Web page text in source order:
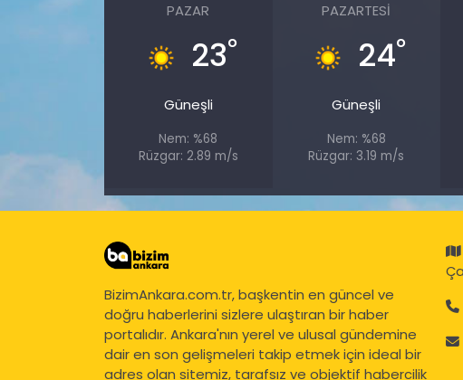
PAZAR
23°
Güneşli
Nem: %68
Rüzgar: 2.89 m/s
PAZARTESI
24°
Güneşli
Nem: %68
Rüzgar: 3.19 m/s
BizimAnkara.com.tr, başkentin en güncel ve
doğru haberlerini sizlere ulaştıran bir haber
portalıdır. Ankara'nın yerel ve ulusal gündemine
dair en son gelişmeleri takip etmek için ideal bir
adres olan sitemiz, tarafsız ve objektif habercilik